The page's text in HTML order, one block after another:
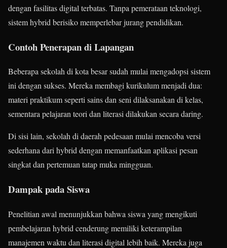
dengan fasilitas digital terbatas. Tanpa pemerataan teknologi,
sistem hybrid berisiko memperlebar jurang pendidikan.
Contoh Penerapan di Lapangan
Beberapa sekolah di kota besar sudah mulai mengadopsi sistem
ini dengan sukses. Mereka membagi kurikulum menjadi dua:
materi praktikum seperti sains dan seni dilaksanakan di kelas,
sementara pelajaran teori dan literasi dilakukan secara daring.
Di sisi lain, sekolah di daerah pedesaan mulai mencoba versi
sederhana dari hybrid dengan memanfaatkan aplikasi pesan
singkat dan pertemuan tatap muka mingguan.
Dampak pada Siswa
Penelitian awal menunjukkan bahwa siswa yang mengikuti
pembelajaran hybrid cenderung memiliki keterampilan
manajemen waktu dan literasi digital lebih baik. Mereka juga